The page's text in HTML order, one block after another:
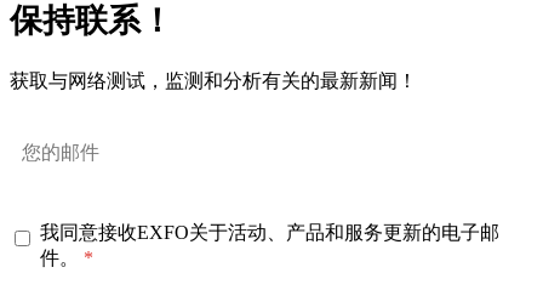
保持联系！
获取与网络测试，监测和分析有关的最新新闻！
我同意接收EXFO关于活动、产品和服务更新的电子邮
件。